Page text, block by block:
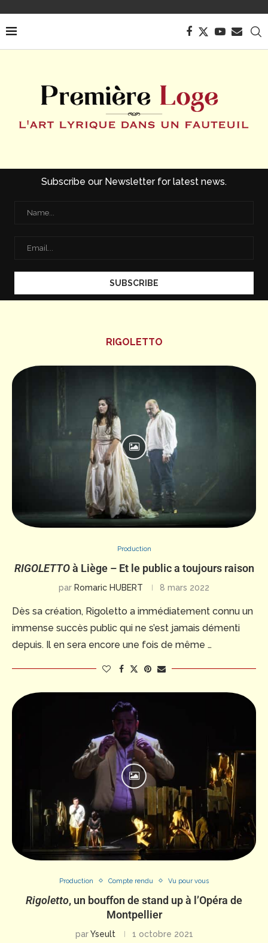
Subscribe our Newsletter for latest news.
RIGOLETTO
Production
RIGOLETTOà Liège – Et le public a toujours raison
par Romaric HUBERT 8 mars 2022
Dès sa création, Rigoletto a immédiatement connu un
immense succès public qui ne s’est jamais démenti
depuis. Il en sera encore une fois de même …
Production Compte rendu Vu pour vous
Rigoletto, un bouffon de stand up à l’Opéra de
Montpellier
parYseult 1 octobre 2021